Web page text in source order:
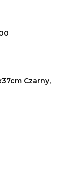
Czarny,